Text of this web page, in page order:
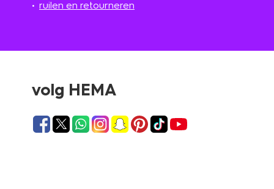
ruilen en retourneren
volg HEMA